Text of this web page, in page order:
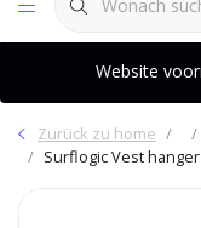
Website
Zurück zu home
Surflogic Vest